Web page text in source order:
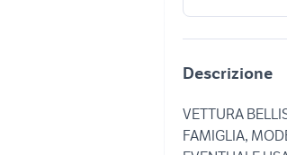
Descrizione
VETTURA
FAMIGLIA,